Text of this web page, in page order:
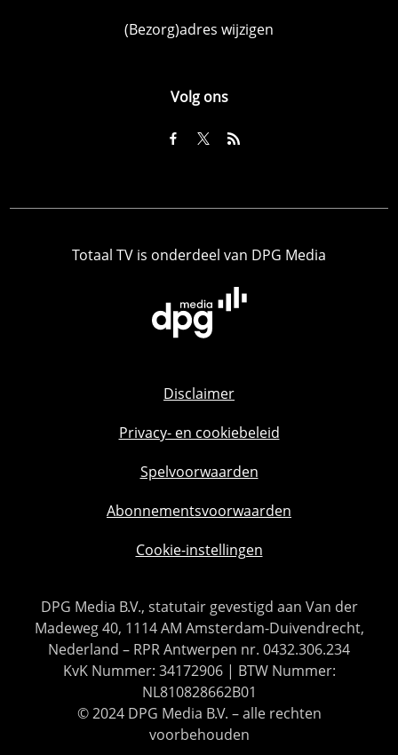
(Bezorg)adres wijzigen
Volg ons
Totaal TV is onderdeel van DPG Media
Disclaimer
Privacy- en cookiebeleid
Spelvoorwaarden
Abonnementsvoorwaarden
Cookie-instellingen
DPG Media B.V., statutair gevestigd aan Van der
Madeweg 40, 1114 AM Amsterdam-Duivendrecht,
Nederland – RPR Antwerpen nr. 0432.306.234
KvK Nummer: 34172906 | BTW Nummer:
NL810828662B01
© 2024 DPG Media B.V. – alle rechten
voorbehouden